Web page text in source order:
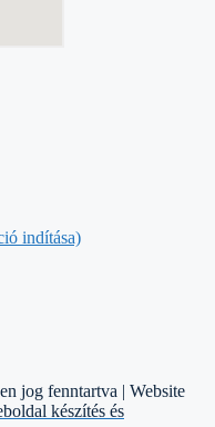
indítása)
jog fenntartva | Website
készítés és